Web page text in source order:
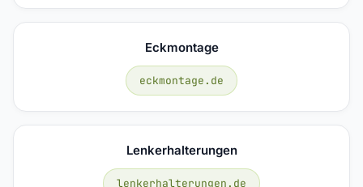
Eckmontage
eckmontage.de
Lenkerhalterungen
lenkerhalterungen.de